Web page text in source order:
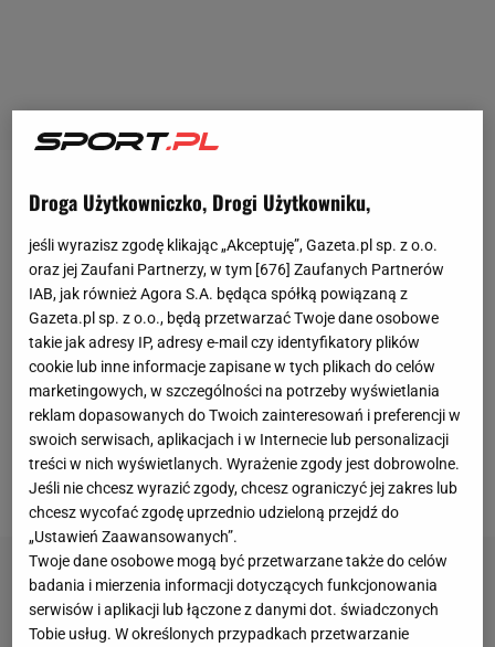
Hansi Flick ma niemały problem z obsadą bramki.
AndreTer Stegen, który wypadł na siedem miesięcy.
W związku z tym urazem do klubu sprowadzono
Wojciecha Szczęsnego, który mimo trudnego
początku, zyskał uznanie w oczachkibiców. W
pewnym momencie zaczęto nazywać go
"talizmanem", bo w 26 meczach, w których zagrał,
Duma Katalonii poniosła tylko jedną porażkę, a on
sam zachował 13 czystych kont.
Droga Użytkowniczko, Drogi Użytkowniku,
jeśli wyrazisz zgodę klikając „Akceptuję”, Gazeta.pl sp. z o.o.
oraz jej Zaufani Partnerzy, w tym [676] Zaufanych Partnerów
IAB, jak również Agora S.A. będąca spółką powiązaną z
Gazeta.pl sp. z o.o., będą przetwarzać Twoje dane osobowe
takie jak adresy IP, adresy e-mail czy identyfikatory plików
cookie lub inne informacje zapisane w tych plikach do celów
marketingowych, w szczególności na potrzeby wyświetlania
reklam dopasowanych do Twoich zainteresowań i preferencji w
swoich serwisach, aplikacjach i w Internecie lub personalizacji
treści w nich wyświetlanych. Wyrażenie zgody jest dobrowolne.
Jeśli nie chcesz wyrazić zgody, chcesz ograniczyć jej zakres lub
chcesz wycofać zgodę uprzednio udzieloną przejdź do
„Ustawień Zaawansowanych”.
Twoje dane osobowe mogą być przetwarzane także do celów
badania i mierzenia informacji dotyczących funkcjonowania
serwisów i aplikacji lub łączone z danymi dot. świadczonych
Tobie usług. W określonych przypadkach przetwarzanie